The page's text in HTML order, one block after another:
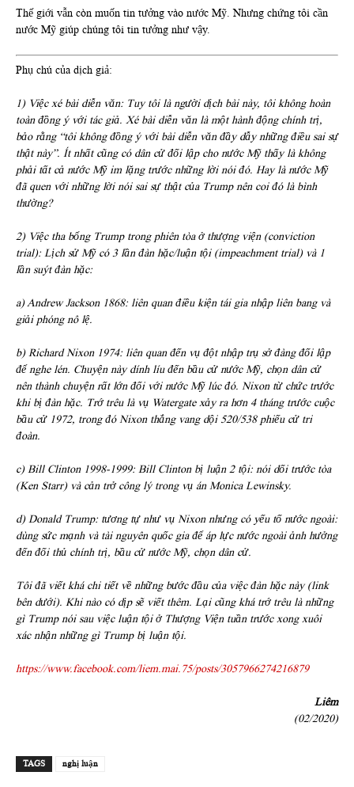
Thế giới vẫn còn muốn tin tưởng vào nước Mỹ. Nhưng chứng tôi cần
nước Mỹ giúp chúng tôi tin tưởng như vậy.
Phụ chú của dịch giả:
1) Việc xé bài diễn văn: Tuy tôi là người dịch bài này, tôi không hoàn
toàn đồng ý với tác giả. Xé bài diễn văn là một hành động chính trị,
bảo rằng “tôi không đồng ý với bài diễn văn đầy dẫy những điều sai sự
thật này”. Ít nhất cũng có dân cử đối lập cho nước Mỹ thấy là không
phải tất cả nước Mỹ im lặng trước những lời nói đó. Hay là nước Mỹ
đã quen với những lời nói sai sự thật của Trump nên coi đó là bình
thường?
2) Việc tha bổng Trump trong phiên tòa ở thượng viện (conviction
trial): Lịch sử Mỹ có 3 lần đàn hặc/luận tội (impeachment trial) và 1
lần suýt đàn hặc:
a) Andrew Jackson 1868: liên quan điều kiện tái gia nhập liên bang và
giải phóng nô lệ.
b) Richard Nixon 1974: liên quan đến vụ đột nhập trụ sở đàng đối lập
để nghe lén. Chuyện này dính líu đến bầu cử nước Mỹ, chọn dân cử
nên thành chuyện rất lớn đối với nước Mỹ lúc đó. Nixon từ chức trước
khi bị đàn hặc. Trớ trêu là vụ Watergate xảy ra hơn 4 tháng trước cuộc
bầu cử 1972, trong đó Nixon thắng vang dội 520/538 phiếu cử tri
đoàn.
c) Bill Clinton 1998-1999: Bill Clinton bị luận 2 tội: nói dối trước tòa
(Ken Starr) và cản trở công lý trong vụ án Monica Lewinsky.
d) Donald Trump: tương tự như vụ Nixon nhưng có yếu tố nước ngoài:
dùng sức mạnh và tài nguyên quốc gia để áp lực nước ngoài ảnh hưởng
đến đối thủ chính trị, bầu cử nước Mỹ, chọn dân cử.
Tôi đã viết khá chi tiết về những bước đầu của việc đàn hặc này (link
bên dưới). Khi nào có dịp sẽ viết thêm. Lại cũng khá trớ trêu là những
gì Trump nói sau việc luận tội ở Thượng Viện tuần trước xong xuôi
xác nhận những gì Trump bị luận tội.
https://www.facebook.com/liem.mai.75/posts/3057966274216879
Liêm
(02/2020)
TAGS nghị luận